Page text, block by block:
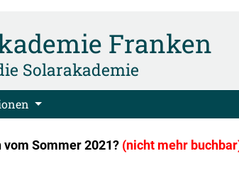
Franken
Solarakademie
Sommer 2021? (nicht mehr